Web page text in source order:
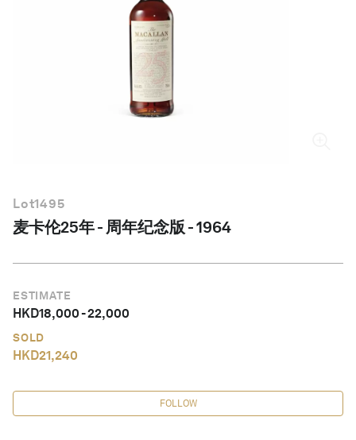
Lot1495
麦卡伦25年 - 周年纪念版 - 1964
ESTIMATE
HKD18,000-22,000
SOLD
HKD21,240
FOLLOW